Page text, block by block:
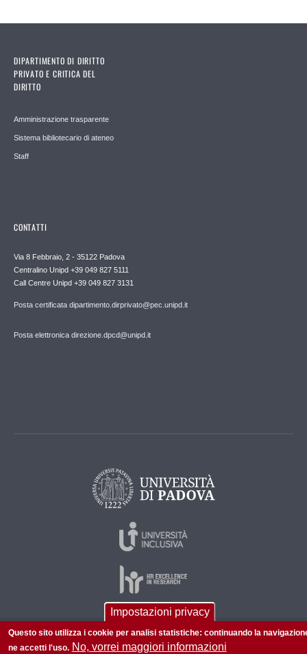
DIPARTIMENTO DI DIRITTO
PRIVATO E CRITICA DEL
DIRITTO
Amministrazione trasparente
Sistema bibliotecario di ateneo
Staff
CONTATTI
Via 8 Febbraio, 2 - 35122 Padova
Centralino Unipd +39 049 827 5111
Call Centre Unipd +39 049 827 3131
Posta certificata dipartimento.dirprivato@pec.unipd.it
Posta elettronica direzione.dpcd@unipd.it
© 2026 Università di Padova - Tutti i diritti riservati
Impostazioni privacy
Questo sito utilizza i cookie per analisi statistiche: continuando la
ne accetti l'uso. No, vorrei maggiori informazioni